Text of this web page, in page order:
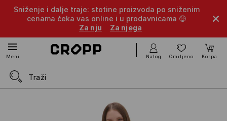
Sniženje i dalje traje: stotine proizvoda po sniženim
cenama čeka vas online i u prodavnicama 🤑
Za nju
Za njega
Meni Nalog Omiljeno Korpa